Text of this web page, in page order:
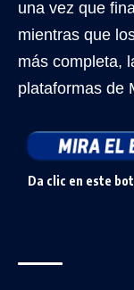
una vez que
mientras que
más completa,
plataformas de
Da clic en este